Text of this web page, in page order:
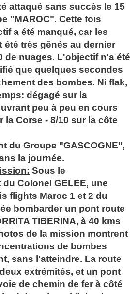
attaqué sans succès le 15
"MAROC". Cette fois
a été manqué, car les
été très gênés au dernier
de nuages. L'objectif n'a été
que quelques secondes
des bombes. Ni flak,
dégagé sur la
peu à peu en cours
la Corse - 8/10 sur la côte
du Groupe "GASCOGNE",
la journée.
Sous le
Colonel GELEE, une
flights Maroc 1 et 2 du
bombarder un pont route
TIBERINA, à 40 kms
de la mission montrent
de bombes
sans l'atteindre. La route
extrémités, et un pont
de chemin de fer à côté